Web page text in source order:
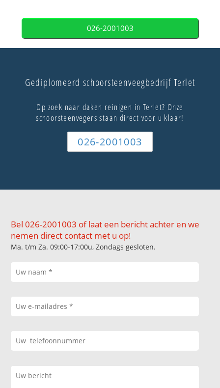
026-2001003
Gediplomeerd schoorsteenveegbedrijf Terlet
Op zoek naar daken reinigen in Terlet? Onze
schoorsteenvegers staan direct voor u klaar!
026-2001003
Bel 026-2001003 of laat een bericht achter en we
nemen direct contact met u op!
Ma. t/m Za. 09:00-17:00u, Zondags gesloten.